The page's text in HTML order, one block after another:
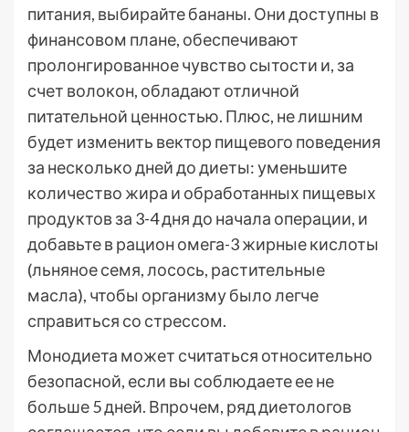
питания, выбирайте бананы. Они доступны в
финансовом плане, обеспечивают
пролонгированное чувство сытости и, за
счет волокон, обладают отличной
питательной ценностью. Плюс, не лишним
будет изменить вектор пищевого поведения
за несколько дней до диеты: уменьшите
количество жира и обработанных пищевых
продуктов за 3-4 дня до начала операции, и
добавьте в рацион омега-3 жирные кислоты
(льняное семя, лосось, растительные
масла), чтобы организму было легче
справиться со стрессом.
Монодиета может считаться относительно
безопасной, если вы соблюдаете ее не
больше 5 дней. Впрочем, ряд диетологов